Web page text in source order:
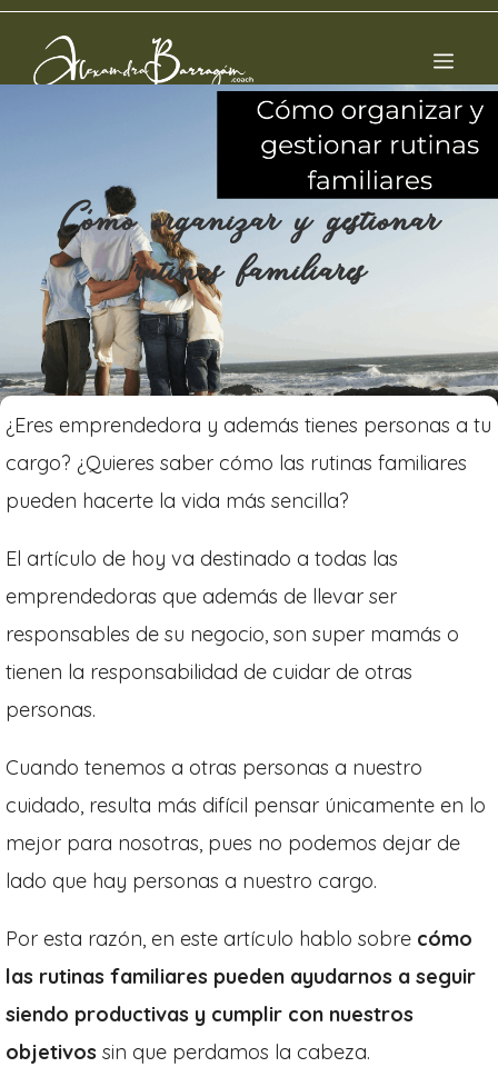
Cómo organizar y gestionar
rutinas familiares
¿Eres emprendedora y además tienes personas a tu
cargo? ¿Quieres saber cómo las rutinas familiares
pueden hacerte la vida más sencilla?
El artículo de hoy va destinado a todas las
emprendedoras que además de llevar ser
responsables de su negocio, son super mamás o
tienen la responsabilidad de cuidar de otras
personas.
Cuando tenemos a otras personas a nuestro
cuidado, resulta más difícil pensar únicamente en lo
mejor para nosotras, pues no podemos dejar de
lado que hay personas a nuestro cargo.
Por esta razón, en este artículo hablo sobre cómo
las rutinas familiares pueden ayudarnos a seguir
siendo productivas y cumplir con nuestros
objetivos sin que perdamos la cabeza.